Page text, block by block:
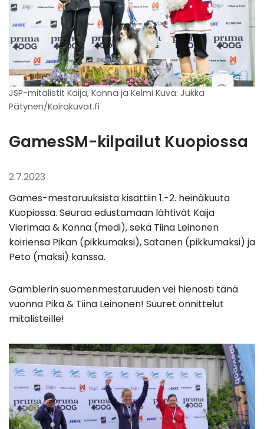
JSP-mitalistit Kaija, Konna ja Kelmi Kuva: Jukka
Pätynen/Koirakuvat.fi
GamesSM-kilpailut Kuopiossa
2.7.2023
Games-mestaruuksista kisattiin 1.-2. heinäkuuta
Kuopiossa. Seuraa edustamaan lähtivät Kaija
Vierimaa & Konna (medi), sekä Tiina Leinonen
koiriensa Pikan (pikkumaksi), Satanen (pikkumaksi) ja
Peto (maksi) kanssa.
Gamblerin suomenmestaruuden vei hienosti tänä
vuonna Pika & Tiina Leinonen! Suuret onnittelut
mitalisteille!